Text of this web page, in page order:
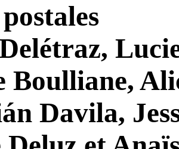
Boulliane,
Davila,